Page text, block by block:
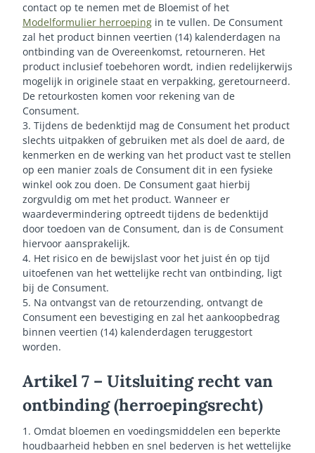
contact op te nemen met de Bloemist of het
Modelformulier herroeping in te vullen. De Consument
zal het product binnen veertien (14) kalenderdagen na
ontbinding van de Overeenkomst, retourneren. Het
product inclusief toebehoren wordt, indien redelijkerwijs
mogelijk in originele staat en verpakking, geretourneerd.
De retourkosten komen voor rekening van de
Consument.
3. Tijdens de bedenktijd mag de Consument het product
slechts uitpakken of gebruiken met als doel de aard, de
kenmerken en de werking van het product vast te stellen
op een manier zoals de Consument dit in een fysieke
winkel ook zou doen. De Consument gaat hierbij
zorgvuldig om met het product. Wanneer er
waardevermindering optreedt tijdens de bedenktijd
door toedoen van de Consument, dan is de Consument
hiervoor aansprakelijk.
4. Het risico en de bewijslast voor het juist én op tijd
uitoefenen van het wettelijke recht van ontbinding, ligt
bij de Consument.
5. Na ontvangst van de retourzending, ontvangt de
Consument een bevestiging en zal het aankoopbedrag
binnen veertien (14) kalenderdagen teruggestort
worden.
Artikel 7 – Uitsluiting recht van
ontbinding (herroepingsrecht)
1. Omdat bloemen en voedingsmiddelen een beperkte
houdbaarheid hebben en snel bederven is het wettelijke